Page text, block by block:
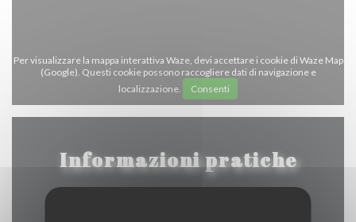
Per visualizzare la mappa interattiva Waze, devi accettare i cookie di Waze Map
(Google). Questi cookie possono raccogliere dati di navigazione e
localizzazione.
Consenti
Informazioni pratiche